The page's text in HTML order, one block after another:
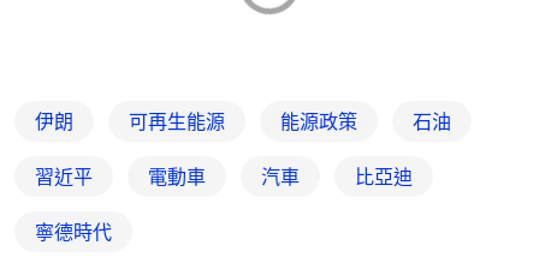
伊朗 可再生能源 能源政策 石油
習近平 電動車 汽車 比亞迪
寧德時代